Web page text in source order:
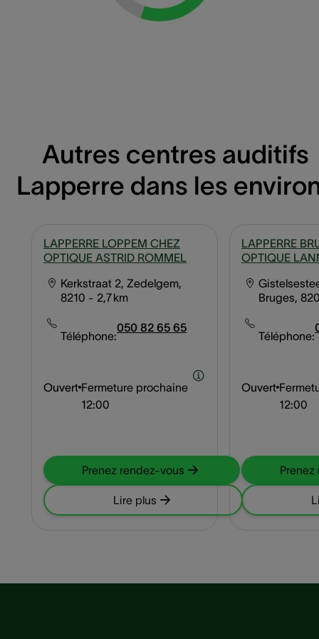
Autres centres auditifs
Lapperre dans les
LAPPERRE LOPPEM CHEZ
OPTIQUE ASTRID ROMMEL
Kerkstraat 2, Zedelgem,
8210 - 2,7 km
Téléphone:
050 82 65 65
Ouvert Fermeture prochaine
12:00
Prenez rendez-vous
Lire plus
LAPPERRE
OPTIQUE
Bruges,
Téléphone:
Ouvert
12:00